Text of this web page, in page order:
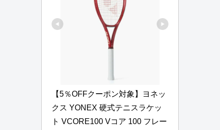
【5％OFFクーポン対象】ヨネッ
クス YONEX 硬式テニスラケッ
ト VCORE100 Vコア 100 フレー